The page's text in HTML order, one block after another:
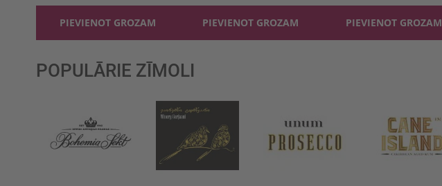
PIEVIENOT GROZAM PIEVIENOT GROZAM PIEVIENOT GROZAM
POPULĀRIE ZĪMOLI